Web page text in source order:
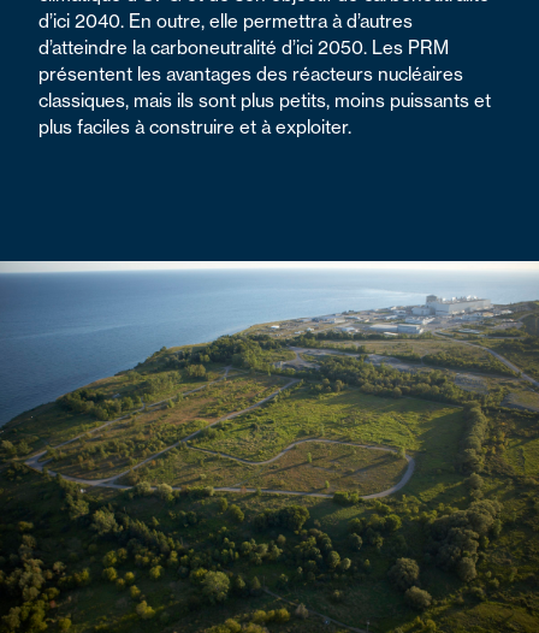
d’ici 2040. En outre, elle permettra à d’autres
d’atteindre la carboneutralité d’ici 2050. Les PRM
présentent les avantages des réacteurs nucléaires
classiques, mais ils sont plus petits, moins puissants et
plus faciles à construire et à exploiter.